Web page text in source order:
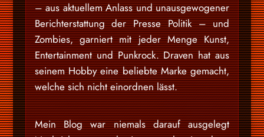
– aus aktuellem Anlass und unausgewogener
Berichterstattung der Presse Politik – und
Zombies, garniert mit jeder Menge Kunst,
Entertainment und Punkrock. Draven hat aus
seinem Hobby eine beliebte Marke gemacht,
welche sich nicht einordnen lässt.
Mein Blog war niemals darauf ausgelegt